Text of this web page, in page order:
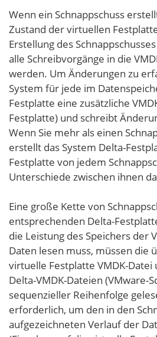
Wenn ein Schnappschuss
Zustand der virtuellen
Erstellung des
alle Schreibvorgänge in die
werden. Um Änderungen zu
System für jede im
Festplatte eine zusätzliche
Festplatte) und schreibt
Wenn Sie mehr als einen
erstellt das System Delta-
Festplatte von jedem
Unterschiede zwischen ihnen
Eine große Kette von
entsprechenden Delta-
die Leistung des Speichers der
Daten lesen muss, müssen die
virtuelle Festplatte VMDK-Datei
Delta-VMDK-Dateien (VMware-
sequenzieller Reihenfolge
erforderlich, um den in den
aufgezeichneten Verlauf der